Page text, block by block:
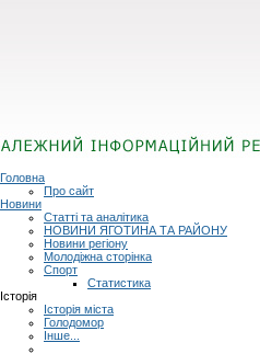
Головна
Про сайт
Новини
Статті та аналітика
НОВИНИ ЯГОТИНА ТА РАЙОНУ
Новини регіону
Молодіжна сторінка
Спорт
Статистика
Історія
Історія міста
Голодомор
Інше...